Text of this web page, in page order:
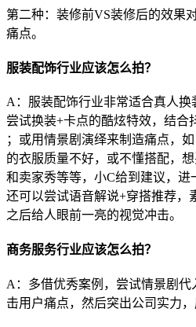
第二种：装修前VS装修后的效果
痛点。
服装配饰行业应该怎么拍？
A：服装配饰行业非常适合真人
尝试换装+卡点的酷炫特效，结合
；或用情景剧演绎来制造痛点，
的衣服质量不好，或不懂搭配，
和卖家秀等等，小C给到建议，进
还可以尝试语音解说+穿搭推荐，
之后给人眼前一亮的视觉冲击。
商务服务行业应该怎么拍？
A：多借优秀案例，尝试情景剧
击用户痛点，然后突出公司实力